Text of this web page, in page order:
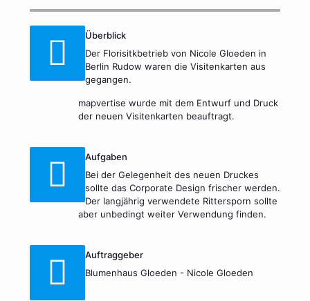
Überblick
Der Florisitkbetrieb von Nicole Gloeden in
Berlin Rudow waren die Visitenkarten aus
gegangen.
mapvertise wurde mit dem Entwurf und Druck
der neuen Visitenkarten beauftragt.
Aufgaben
Bei der Gelegenheit des neuen Druckes
sollte das Corporate Design frischer werden.
Der langjährig verwendete Rittersporn sollte
aber unbedingt weiter Verwendung finden.
Auftraggeber
Blumenhaus Gloeden - Nicole Gloeden